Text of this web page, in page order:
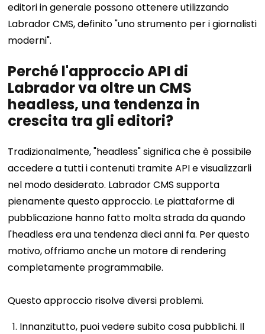
editori in generale possono ottenere utilizzando
Labrador CMS, definito "uno strumento per i giornalisti
moderni".
Perché l'approccio API di
Labrador va oltre un CMS
headless, una tendenza in
crescita tra gli editori?
Tradizionalmente, "headless" significa che è possibile
accedere a tutti i contenuti tramite API e visualizzarli
nel modo desiderato. Labrador CMS supporta
pienamente questo approccio. Le piattaforme di
pubblicazione hanno fatto molta strada da quando
l'headless era una tendenza dieci anni fa. Per questo
motivo, offriamo anche un motore di rendering
completamente programmabile.
Questo approccio risolve diversi problemi.
Innanzitutto, puoi vedere subito cosa pubblichi. Il